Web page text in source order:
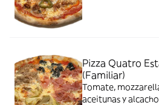
Pizza Quatro
(Familiar)
Tomate,
aceitunas y